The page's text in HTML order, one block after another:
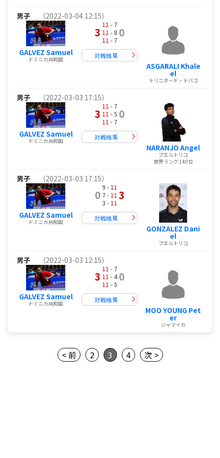
男子 （2022-03-04 12:15）
GALVEZ Samuel
ドミニカ共和国
3
11 - 7
11 - 8
11 - 7
0
対戦結果
ASGARALI Khale
el
トリニダード・トバゴ
男子 （2022-03-03 17:15）
GALVEZ Samuel
ドミニカ共和国
3
11 - 7
11 - 5
11 - 7
0
対戦結果
NARANJO Angel
プエルトリコ
世界ランク 140位
男子 （2022-03-03 17:15）
GALVEZ Samuel
ドミニカ共和国
0
9 - 11
7 - 11
3 - 11
3
対戦結果
GONZALEZ Dani
el
プエルトリコ
男子 （2022-03-03 12:15）
GALVEZ Samuel
ドミニカ共和国
3
11 - 7
11 - 4
11 - 5
0
対戦結果
MOO YOUNG Pet
er
ジャマイカ
< 前 2 3 4 次 >